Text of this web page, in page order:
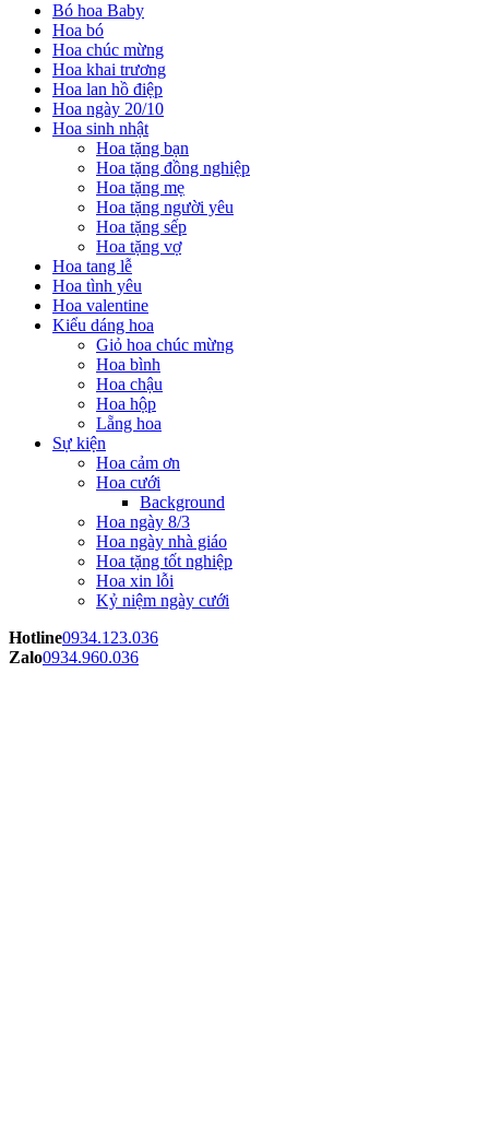
Bó hoa Baby
Hoa bó
Hoa chúc mừng
Hoa khai trương
Hoa lan hồ điệp
Hoa ngày 20/10
Hoa sinh nhật
Hoa tặng bạn
Hoa tặng đồng nghiệp
Hoa tặng mẹ
Hoa tặng người yêu
Hoa tặng sếp
Hoa tặng vợ
Hoa tang lễ
Hoa tình yêu
Hoa valentine
Kiểu dáng hoa
Giỏ hoa chúc mừng
Hoa bình
Hoa chậu
Hoa hộp
Lẵng hoa
Sự kiện
Hoa cảm ơn
Hoa cưới
Background
Hoa ngày 8/3
Hoa ngày nhà giáo
Hoa tặng tốt nghiệp
Hoa xin lỗi
Kỷ niệm ngày cưới
Hotline0934.123.036
Zalo0934.960.036